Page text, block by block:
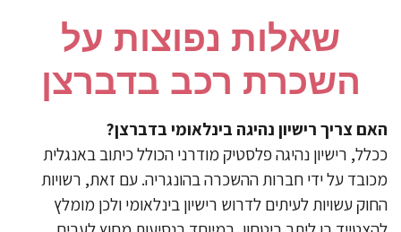
שאלות נפוצות על
השכרת רכב בדברצן
צריך רישיון נהיגה בינלאומי בדברצן?
רישיון נהיגה פלסטיק מודרני הכולל כיתוב באנגלית
על ידי חברות ההשכרה בהונגריה. עם זאת, רשויות
עשויות לעיתים לדרוש רישיון בינלאומי ולכן מומלץ